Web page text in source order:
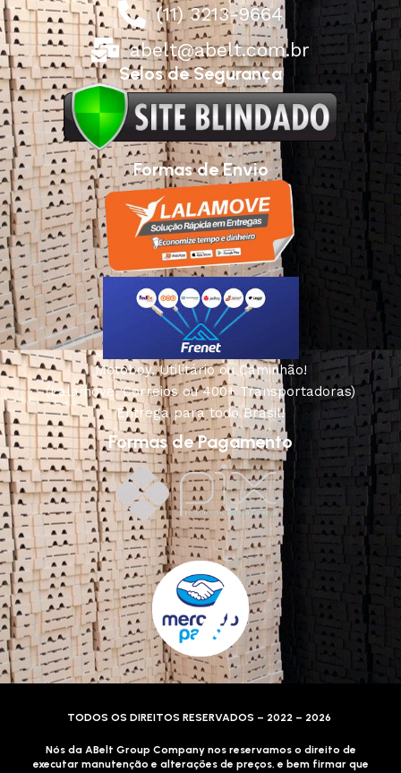
(11) 3213-9664
abelt@abelt.com.br
Selos de Segurança
Formas de Envio
Motoboy, Utilitário ou Caminhão!
(Lalamove, Correios ou 400+ Transportadoras)
Entrega para todo Brasil!
Formas de Pagamento
TODOS OS DIREITOS RESERVADOS – 2022 – 2026
Nós da ABelt Group Company nos reservamos o direito de
executar manutenção e alterações de preços, e bem firmar que